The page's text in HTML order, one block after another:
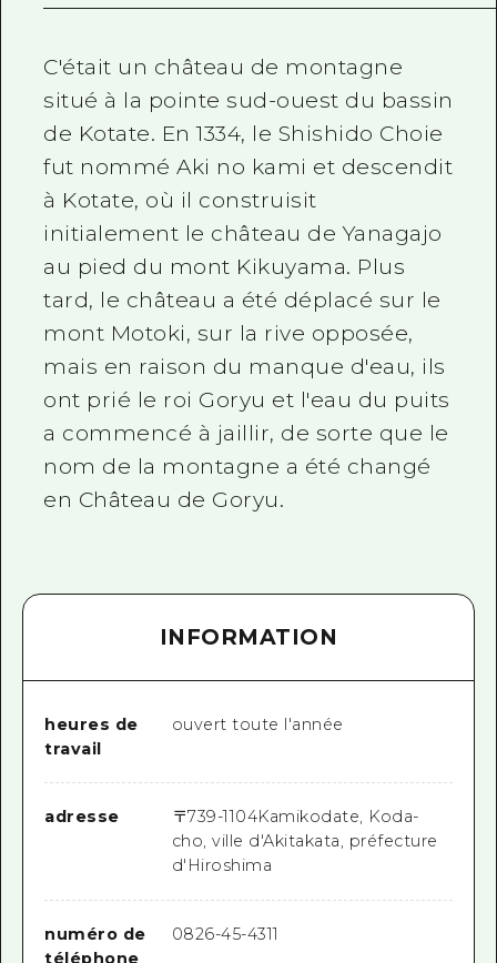
C'était un château de montagne
situé à la pointe sud-ouest du bassin
de Kotate. En 1334, le Shishido Choie
fut nommé Aki no kami et descendit
à Kotate, où il construisit
initialement le château de Yanagajo
au pied du mont Kikuyama. Plus
tard, le château a été déplacé sur le
mont Motoki, sur la rive opposée,
mais en raison du manque d'eau, ils
ont prié le roi Goryu et l'eau du puits
a commencé à jaillir, de sorte que le
nom de la montagne a été changé
en Château de Goryu.
INFORMATION
heures de
travail
ouvert toute l'année
adresse 〒739-1104Kamikodate, Koda-
cho, ville d'Akitakata, préfecture
d'Hiroshima
numéro de
téléphone
0826-45-4311